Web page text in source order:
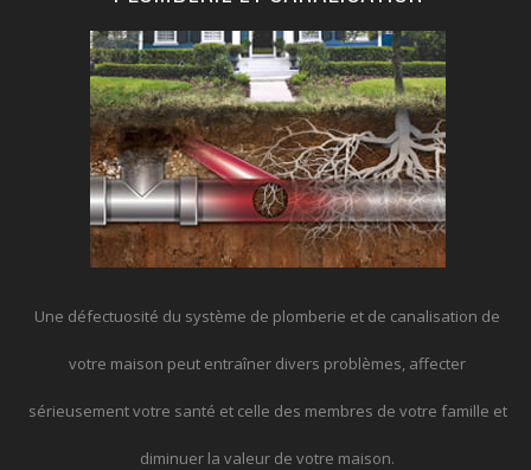
Une défectuosité du système de plomberie et de canalisation de
votre maison peut entraîner divers problèmes, affecter
sérieusement votre santé et celle des membres de votre famille et
diminuer la valeur de votre maison.